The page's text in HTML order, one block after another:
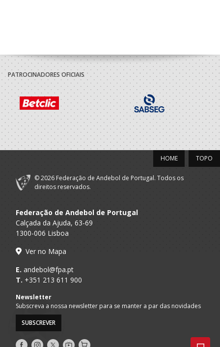
PATROCINADORES OFICIAIS
TOPO
HOME
© 2026 Federação de Andebol de Portugal. Todos os
direitos reservados.
Federação de Andebol de Portugal
Calçada da Ajuda, 63-69
1300-006 Lisboa
Ver no Mapa
E. andebol@fpa.pt
T. +351 213 611 900
Newsletter
Subscreva a nossa newsletter para se manter a par das novidades
SUBSCREVER
Siga- Siga- Siga- AndebolTV
Loja